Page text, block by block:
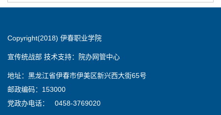
Copyright(2018) 伊春职业学院
宣传统战部 技术支持：院办网管中心
地址：黑龙江省伊春市伊美区新兴西大街65号
邮政编码：153000
党政办电话： 0458-3769020